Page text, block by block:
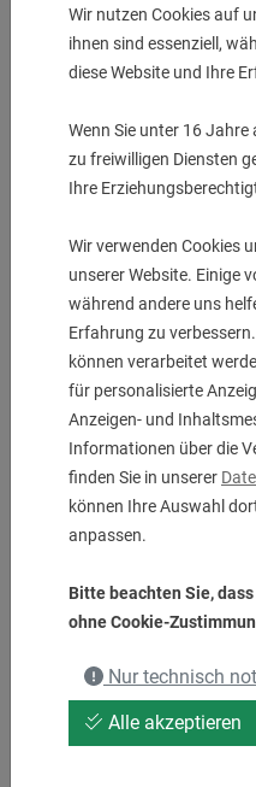
Wir nutzen Cookies auf
ihnen sind essenziell,
diese Website und Ihre
Wenn Sie unter 16
zu freiwilligen Diensten
Ihre
Wir verwenden Cookies
unserer Website. Einige
während andere uns
Erfahrung zu
können verarbeitet
für personalisierte
Anzeigen- und
Informationen über die
finden Sie in unserer
können Ihre Auswahl
anpassen.
Bitte beachten Sie,
ohne Cookie-
Nur technisch
Alle akzeptieren
UVP:560,00 €
489,00 €
Bohrstangenhalter -